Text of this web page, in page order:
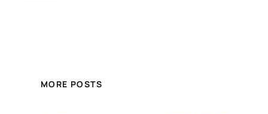
MORE POSTS